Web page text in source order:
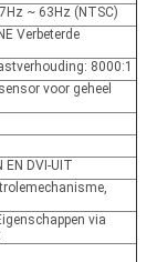
~ 63Hz (NTSC)
Verbeterde
8000:1
voor geheel
EN DVI-UIT
via